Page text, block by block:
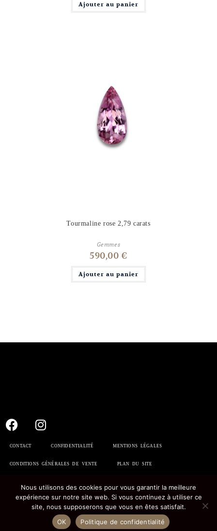
Ajouter au panier
Tourmaline rose 2,79 carats
Gemmes
590,00 €
Ajouter au panier
CONTACT CONFIDENTIALITÉ MENTIONS LÉGALES
CONDITIONS GÉNÉRALES DE VENTE PLAN DU SITE
Nous utilisons des cookies pour vous garantir la meilleure
expérience sur notre site web. Si vous continuez à utiliser ce
site, nous supposerons que vous en êtes satisfait.
OK
Politique de confidentialité